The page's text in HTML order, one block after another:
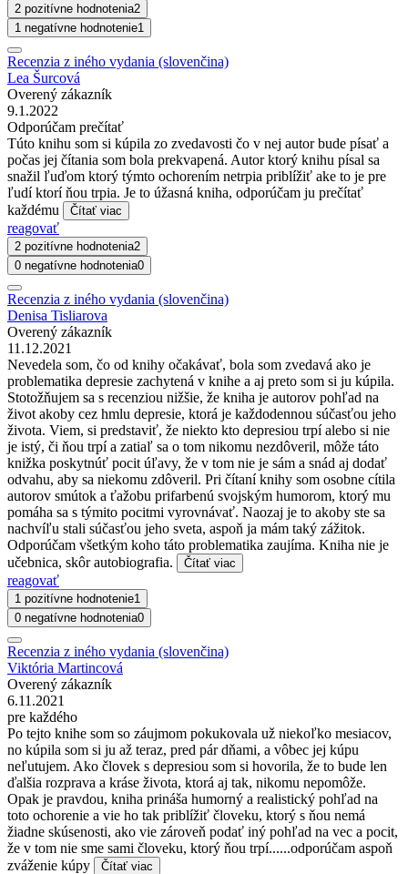
2 pozitívne hodnotenia2
1 negatívne hodnotenie1
Recenzia z iného vydania (slovenčina)
Lea Šurcová
Overený zákazník
9.1.2022
Odporúčam prečítať
Túto knihu som si kúpila zo zvedavosti čo v nej autor bude písať a
počas jej čítania som bola prekvapená. Autor ktorý knihu písal sa
snažil ľuďom ktorý týmto ochorením netrpia priblížiť ake to je pre
ľudí ktorí ňou trpia. Je to úžasná kniha, odporúčam ju prečítať
každému
Čítať viac
reagovať
2 pozitívne hodnotenia2
0 negatívne hodnotenia0
Recenzia z iného vydania (slovenčina)
Denisa Tisliarova
Overený zákazník
11.12.2021
Nevedela som, čo od knihy očakávať, bola som zvedavá ako je
problematika depresie zachytená v knihe a aj preto som si ju kúpila.
Stotožňujem sa s recenziou nižšie, že kniha je autorov pohľad na
život akoby cez hmlu depresie, ktorá je každodennou súčasťou jeho
života. Viem, si predstaviť, že niekto kto depresiou trpí alebo si nie
je istý, či ňou trpí a zatiaľ sa o tom nikomu nezdôveril, môže táto
knižka poskytnúť pocit úľavy, že v tom nie je sám a snád aj dodať
odvahu, aby sa niekomu zdôveril. Pri čítaní knihy som osobne cítila
autorov smútok a ťažobu prifarbenú svojským humorom, ktorý mu
pomáha sa s týmito pocitmi vyrovnávať. Naozaj je to akoby ste sa
nachvíľu stali súčasťou jeho sveta, aspoň ja mám taký zážitok.
Odporúčam všetkým koho táto problematika zaujíma. Kniha nie je
učebnica, skôr autobiografia.
Čítať viac
reagovať
1 pozitívne hodnotenie1
0 negatívne hodnotenia0
Recenzia z iného vydania (slovenčina)
Viktória Martincová
Overený zákazník
6.11.2021
pre každého
Po tejto knihe som so záujmom pokukovala už niekoľko mesiacov,
no kúpila som si ju až teraz, pred pár dňami, a vôbec jej kúpu
neľutujem. Ako človek s depresiou som si hovorila, že to bude len
ďalšia rozprava a kráse života, ktorá aj tak, nikomu nepomôže.
Opak je pravdou, kniha prináša humorný a realistický pohľad na
toto ochorenie a vie ho tak priblížiť človeku, ktorý s ňou nemá
žiadne skúsenosti, ako vie zároveň podať iný pohľad na vec a pocit,
že v tom nie sme sami človeku, ktorý ňou trpí......odporúčam aspoň
zváženie kúpy
Čítať viac